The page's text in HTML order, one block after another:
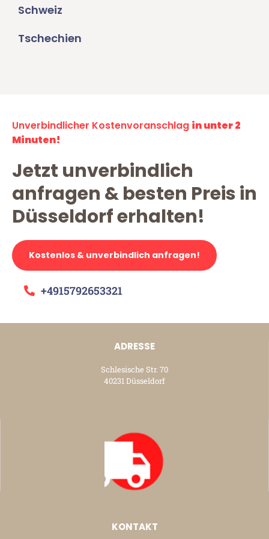
Schweiz
Tschechien
Unverbindlicher Kostenvoranschlag in unter 2
Minuten!
Jetzt unverbindlich
anfragen & besten Preis in
Düsseldorf erhalten!
Kostenlos & unverbindlich anfragen!
+4915792653321
ADRESSE
Schlesische Str. 70
40231 Düsseldorf
KONTAKT